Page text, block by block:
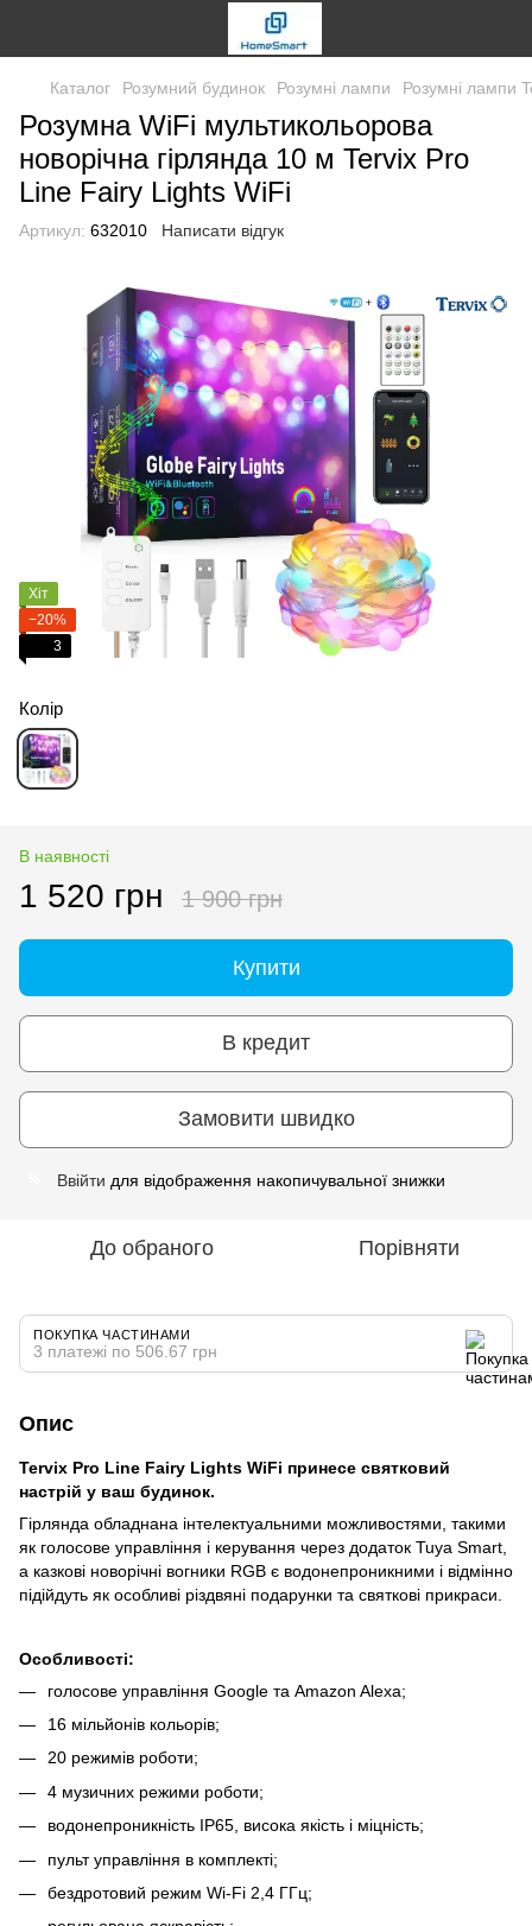
Каталог Розумний будинок Розумні лампи Розумні лампи
Розумна WiFі мультикольорова
новорічна гірлянда 10 м Tervix Pro
Line Fairy Lights WiFi
Артикул: 632010 Написати відгук
Хіт
−20%
3
Колір
В наявності
1 520 грн 1 900 грн
Купити
В кредит
Замовити швидко
Ввійти для відображення накопичувальної знижки
До обраного Порівняти
ПОКУПКА ЧАСТИНАМИ
3 платежі по 506.67 грн
Опис
Tervix Pro Line Fairy Lights WiFi принесе святковий
настрій у ваш будинок.
Гірлянда обладнана інтелектуальними можливостями, такими
як голосове управління і керування через додаток Tuya Smart,
а казкові новорічні вогники RGB є водонепроникними і відмінно
підійдуть як особливі різдвяні подарунки та святкові прикраси.
Особливості:
голосове управління Google та Amazon Alexa;
16 мільйонів кольорів;
20 режимів роботи;
4 музичних режими роботи;
водонепроникність IP65, висока якість і міцність;
пульт управління в комплекті;
бездротовий режим Wi-Fi 2,4 ГГц;